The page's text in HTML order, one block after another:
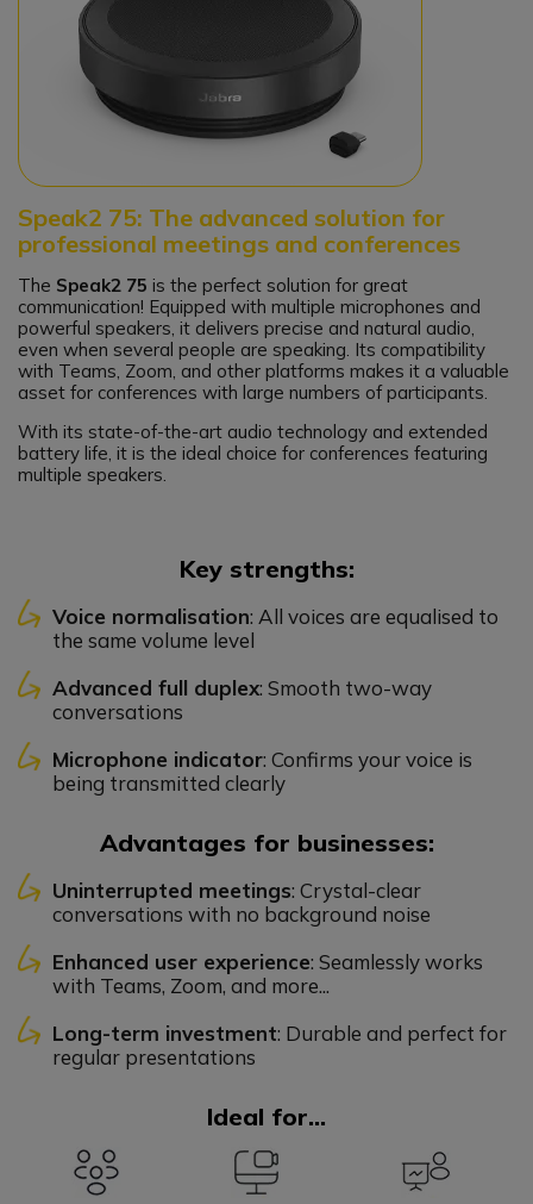
Speak2 75: The advanced solution for
professional meetings and conferences
The Speak2 75 is the perfect solution for great
communication! Equipped with multiple microphones and
powerful speakers, it delivers precise and natural audio,
even when several people are speaking. Its compatibility
with Teams, Zoom, and other platforms makes it a valuable
asset for conferences with large numbers of participants.
With its state-of-the-art audio technology and extended
battery life, it is the ideal choice for conferences featuring
multiple speakers.
Key strengths:
Voice normalisation: All voices are equalised to
the same volume level
Advanced full duplex: Smooth two-way
conversations
Microphone indicator: Confirms your voice is
being transmitted clearly
Advantages for businesses:
Uninterrupted meetings: Crystal-clear
conversations with no background noise
Enhanced user experience: Seamlessly works
with Teams, Zoom, and more...
Long-term investment: Durable and perfect for
regular presentations
Ideal for...